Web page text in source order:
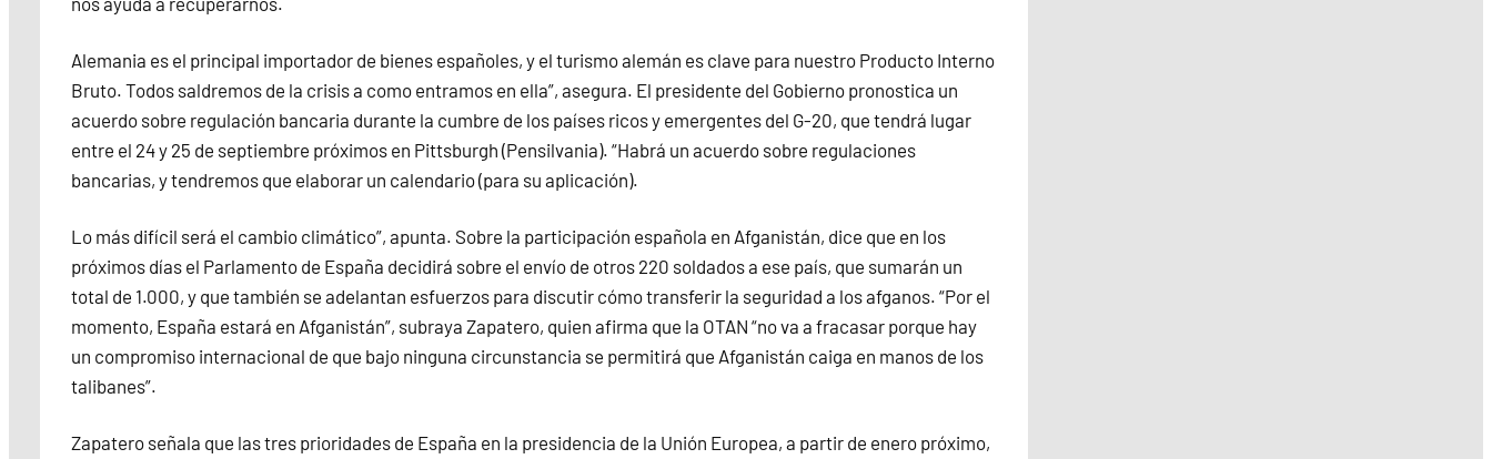
Alemania es el principal importador de bienes españoles, y el turismo alemán es clave para nuestro Producto Interno
Bruto. Todos saldremos de la crisis a como entramos en ella”, asegura. El presidente del Gobierno pronostica un
acuerdo sobre regulación bancaria durante la cumbre de los países ricos y emergentes del G-20, que tendrá lugar
entre el 24 y 25 de septiembre próximos en Pittsburgh (Pensilvania). “Habrá un acuerdo sobre regulaciones
bancarias, y tendremos que elaborar un calendario (para su aplicación).
Lo más difícil será el cambio climático”, apunta. Sobre la participación española en Afganistán, dice que en los
próximos días el Parlamento de España decidirá sobre el envío de otros 220 soldados a ese país, que sumarán un
total de 1.000, y que también se adelantan esfuerzos para discutir cómo transferir la seguridad a los afganos. “Por el
momento, España estará en Afganistán”, subraya Zapatero, quien afirma que la OTAN “no va a fracasar porque hay
un compromiso internacional de que bajo ninguna circunstancia se permitirá que Afganistán caiga en manos de los
talibanes”.
Zapatero señala que las tres prioridades de España en la presidencia de la Unión Europea, a partir de enero próximo,